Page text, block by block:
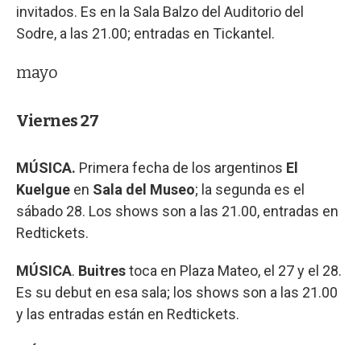
invitados. Es en la Sala Balzo del Auditorio del
Sodre, a las 21.00; entradas en Tickantel.
mayo
Viernes 27
MÚSICA. Primera fecha de los argentinos El
Kuelgue en Sala del Museo; la segunda es el
sábado 28. Los shows son a las 21.00, entradas en
Redtickets.
MÚSICA. Buitrestoca en Plaza Mateo, el 27 y el 28.
Es su debut en esa sala; los shows son a las 21.00
y las entradas están en Redtickets.